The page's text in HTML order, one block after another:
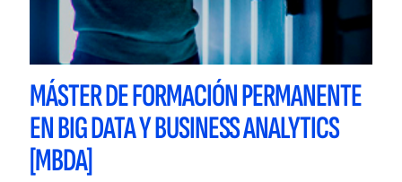
MÁSTER DE FORMACIÓN PERMANENTE
EN BIG DATA Y BUSINESS ANALYTICS
[MBDA]